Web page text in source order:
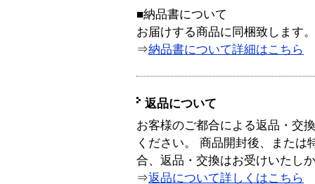
■納品書について
お届けする商品に同梱致します。
⇒納品書について詳細はこちら
返品について
お客様のご都合による返品・交
ください。 商品開封後、または
合、返品・交換はお受けいたし
⇒返品について詳しくはこちら